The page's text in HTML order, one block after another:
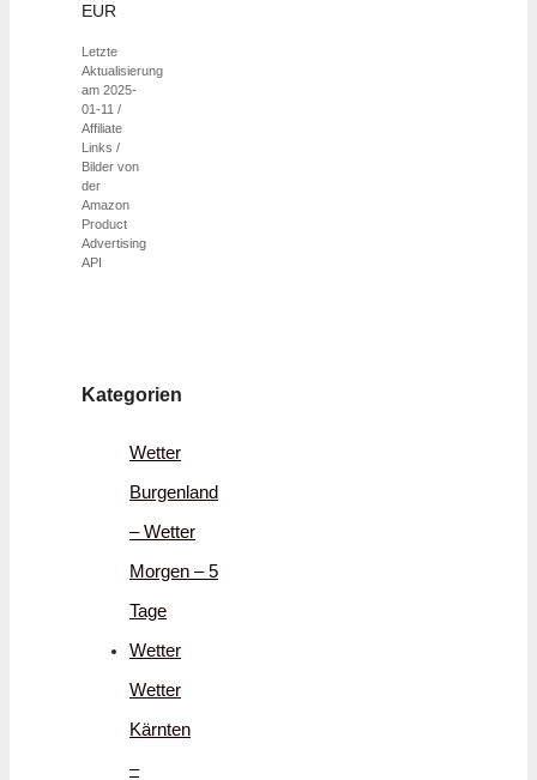
EUR
Letzte
Aktualisierung
am 2025-
01-11 /
Affiliate
Links /
Bilder von
der
Amazon
Product
Advertising
API
Kategorien
Wetter
Burgenland
– Wetter
Morgen – 5
Tage
Wetter
Wetter
Kärnten
–